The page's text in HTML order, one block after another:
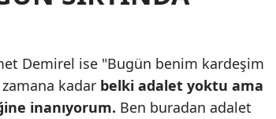
Tokat
Demirel ise "Bugün benim kardeşim
kadar belki adalet yoktu ama
inanıyorum. Ben buradan adalet